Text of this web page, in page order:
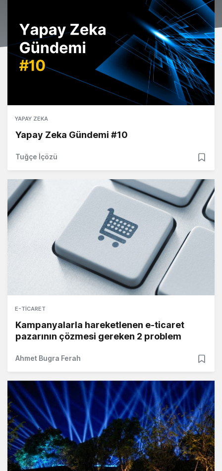
YAPAY ZEKA
Yapay Zeka Gündemi #10
Tuğçe İçözü
E-TICARET
Kampanyalarla hareketlenen e-ticaret
pazarının çözmesi gereken 2 problem
Ahmet Bugra Ferah